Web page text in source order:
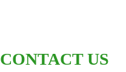
CONTACT US